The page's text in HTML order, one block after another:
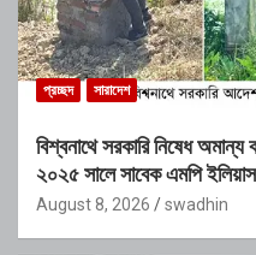
প্রচ্ছদ সারাদেশ
বিশ্বনাথে সরকারি নিষেধ
২০২৫ সালে সাবেক এমপি
অভিযোগ
August 8, 2026 swadhin